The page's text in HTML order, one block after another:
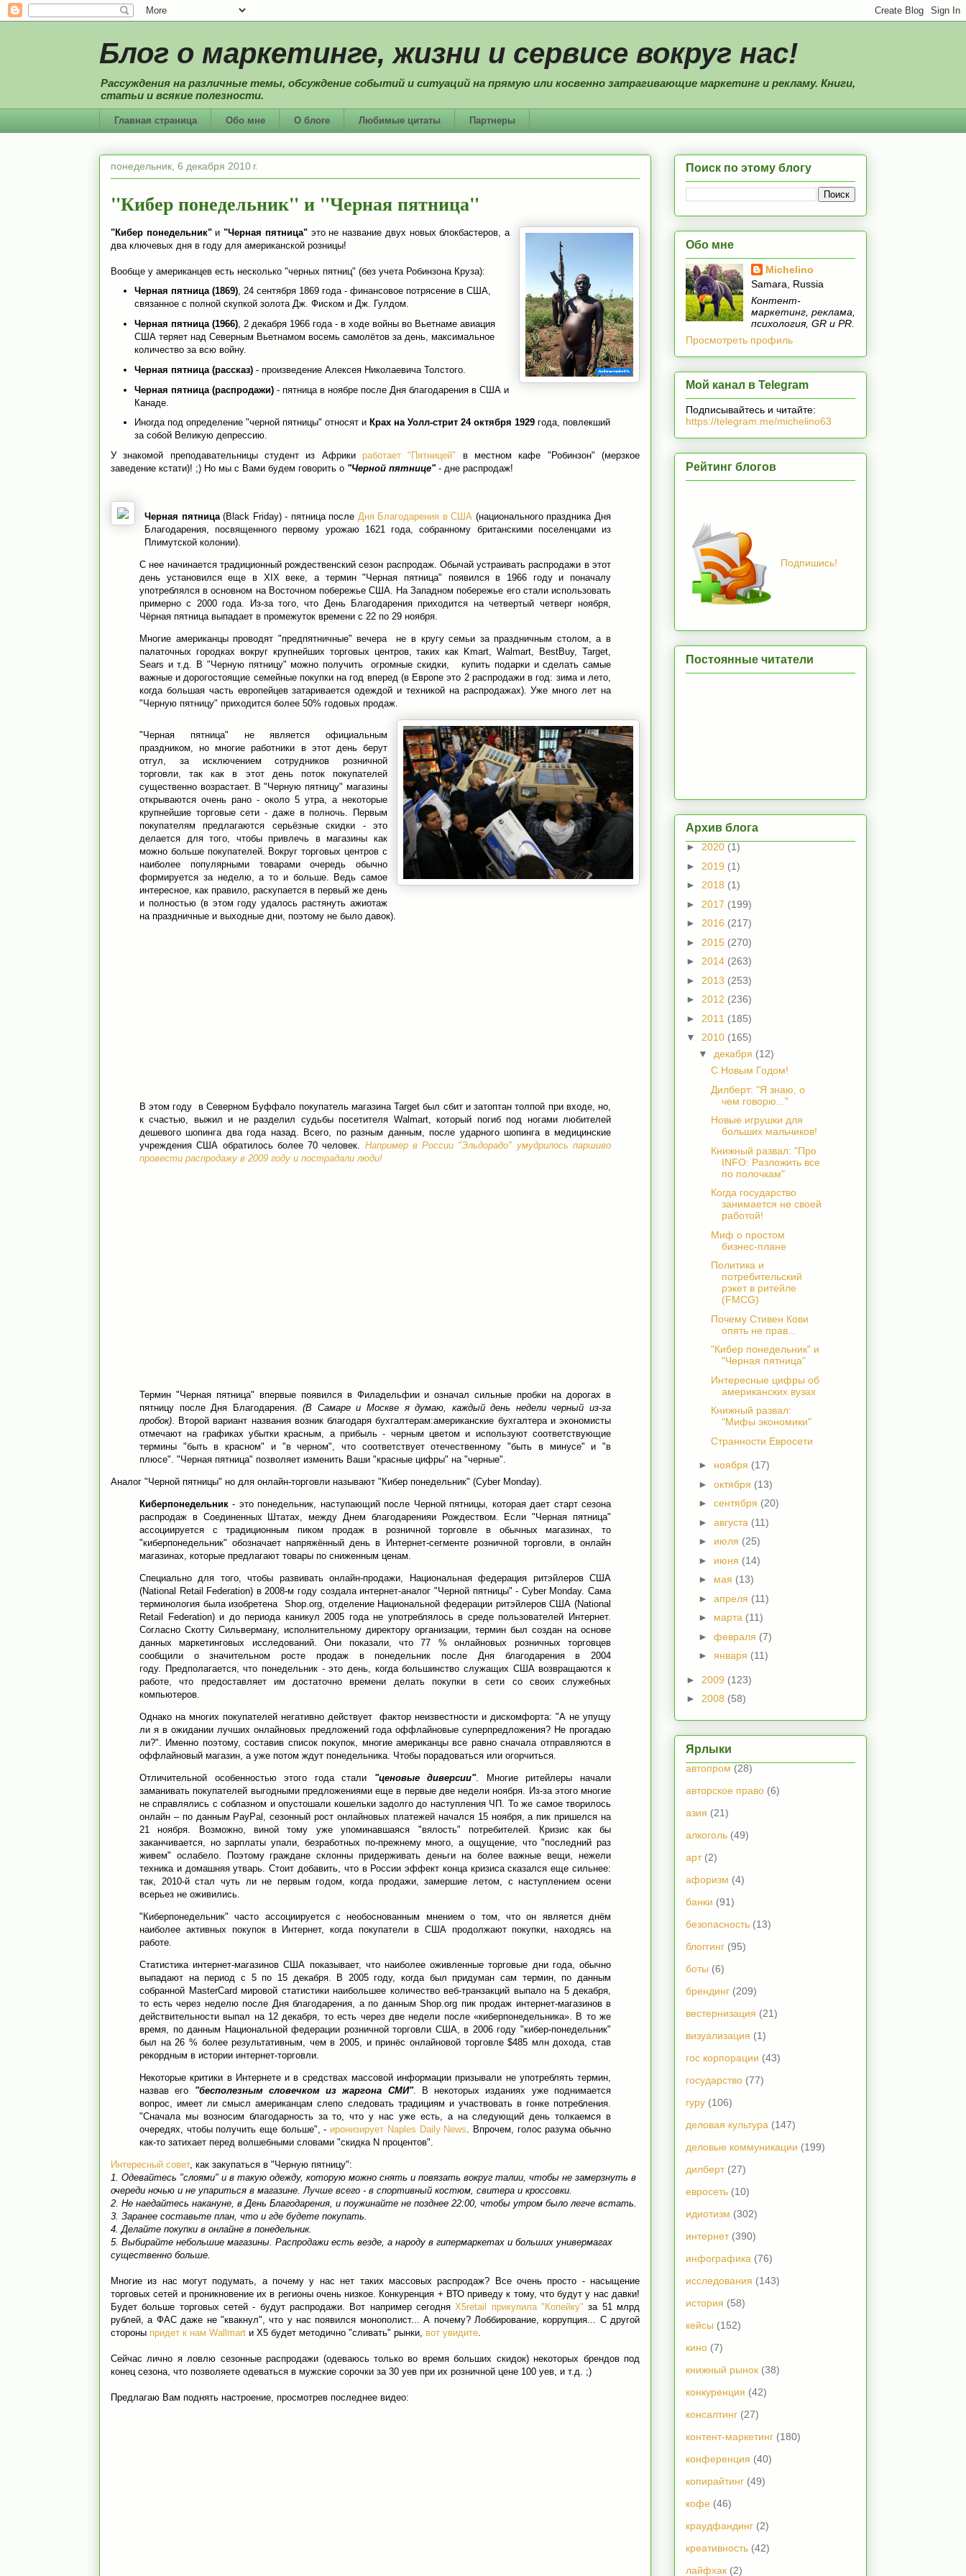
Блог о маркетинге, жизни и сервисе вокруг нас!
Рассуждения на различные темы, обсуждение событий и ситуаций на прямую или косвенно затрагивающие маркетинг и рекламу. Книги,
статьи и всякие полезности.
Главная страница Обо мне О блоге Любимые цитаты Партнеры
понедельник, 6 декабря 2010 г.
"Кибер понедельник" и "Черная пятница"
"Кибер понедельник"и"Черная пятница"это не название двух новых блокбастеров, а
два ключевых дня в году для американской розницы!
Вообще у американцев есть несколько "черных пятниц" (без учета Робинзона Круза):
Черная пятница (1869), 24 сентября 1869 года - финансовое потрясение в США,
связанное с полной скупкой золота Дж. Фиском и Дж. Гулдом.
Черная пятница (1966), 2 декабря 1966 года - в ходе войны во Вьетнаме авиация
США теряет над Северным Вьетнамом восемь самолётов за день, максимальное
количество за всю войну.
Черная пятница (рассказ)- произведение Алексея Николаевича Толстого.
Черная пятница (распродажи)- пятница в ноябре после Дня благодарения в США и
Канаде.
Иногда под определение "черной пятницы" относят и Крах на Уолл-стрит 24 октября 1929года, повлекший
за собой Великую депрессию.
У знакомой преподавательницы студент из Африки работает "Пятницей" в местном кафе "Робинзон" (мерзкое
заведение кстати)! ;) Но мы с Вами будем говорить о "Черной пятнице"- дне распродаж!
Черная пятница(Black Friday) - пятница после Дня Благодарения в США (национального праздника Дня
Благодарения, посвященного первому урожаю 1621 года, собранному британскими поселенцами из
Плимутской колонии).
С нее начинается традиционный рождественский сезон распродаж. Обычай устраивать распродажи в этот
день установился еще в XIX веке, а термин "Черная пятница" появился в 1966 году и поначалу
употреблялся в основном на Восточном побережье США. На Западном побережье его стали использовать
примерно с 2000 года. Из-за того, что День Благодарения приходится на четвертый четверг ноября,
Чёрная пятница выпадает в промежуток времени с 22 по 29 ноября.
Многие американцы проводят "предпятничные" вечера не в кругу семьи за праздничным столом, а в
палаточных городках вокруг крупнейших торговых центров, таких как Kmart, Walmart, BestBuy, Target,
Sears и т.д. В "Черную пятницу" можно получить огромные скидки, купить подарки и сделать самые
важные и дорогостоящие семейные покупки на год вперед (в Европе это 2 распродажи в год: зима и лето,
когда большая часть европейцев затаривается одеждой и техникой на распродажах). Уже много лет на
"Черную пятницу" приходится более 50% годовых продаж.
"Черная пятница" не является официальным
праздником, но многие работники в этот день берут
отгул, за исключением сотрудников розничной
торговли, так как в этот день поток покупателей
существенно возрастает. В "Черную пятницу" магазины
открываются очень рано - около 5 утра, а некоторые
крупнейшие торговые сети - даже в полночь. Первым
покупателям предлагаются серьёзные скидки - это
делается для того, чтобы привлечь в магазины как
можно больше покупателей. Вокруг торговых центров с
наиболее популярными товарами очередь обычно
формируется за неделю, а то и больше. Ведь самое
интересное, как правило, раскупается в первый же день
и полностью (в этом году удалось растянуть ажиотаж
на праздничные и выходные дни, поэтому не было давок).
В этом году в Северном Буффало покупатель магазина Target был сбит и затоптан толпой при входе, но,
к счастью, выжил и не разделил судьбы посетителя Walmart, который погиб под ногами любителей
дешевого шопинга два года назад. Всего, по разным данным, после ударного шопинга в медицинские
учреждения США обратилось более 70 человек. Например в России "Эльдорадо" умудрилось паршиво
провести распродажу в 2009 году и пострадали люди!
Термин "Черная пятница" впервые появился в Филадельфии и означал сильные пробки на дорогах в
пятницу после Дня Благодарения.(В Самаре и Москве я думаю, каждый день недели черный из-за
пробок). Второй вариант названия возник благодаря бухгалтерам:американские бухгалтера и экономисты
отмечают на графиках убытки красным, а прибыль - черным цветом и используют соответствующие
термины "быть в красном" и "в черном", что соответствует отечественному "быть в минусе" и "в
плюсе". "Черная пятница" позволяет изменить Ваши "красные цифры" на "черные".
Аналог "Черной пятницы" но для онлайн-торговли называют "Кибер понедельник" (Cyber Monday).
Киберпонедельник- это понедельник, наступающий после Черной пятницы, которая дает старт сезона
распродаж в Соединенных Штатах, между Днем благодаренияи Рождеством. Если "Черная пятница"
ассоциируется с традиционным пиком продаж в розничной торговле в обычных магазинах, то
"киберпонедельник" обозначает напряжённый день в Интернет-сегменте розничной торговли, в онлайн
магазинах, которые предлагают товары по сниженным ценам.
Специально для того, чтобы развивать онлайн-продажи, Национальная федерация ритэйлеров США
(National Retail Federation) в 2008-м году создала интернет-аналог "Черной пятницы" - Cyber Monday. Сама
терминология была изобретена Shop.org, отделение Национальной федерации ритэйлеров США (National
Retail Federation) и до периода каникул 2005 года не употреблялось в среде пользователей Интернет.
Согласно Скотту Сильверману, исполнительному директору организации, термин был создан на основе
данных маркетинговых исследований. Они показали, что 77 % онлайновых розничных торговцев
сообщили о значительном росте продаж в понедельник после Дня благодарения в 2004
году. Предполагается, что понедельник - это день, когда большинство служащих США возвращаются к
работе, что предоставляет им достаточно времени делать покупки в сети со своих служебных
компьютеров.
Однако на многих покупателей негативно действует фактор неизвестности и дискомфорта: "А не упущу
ли я в ожидании лучших онлайновых предложений года оффлайновые суперпредложения? Не прогадаю
ли?". Именно поэтому, составив список покупок, многие американцы все равно сначала отправляются в
оффлайновый магазин, а уже потом ждут понедельника. Чтобы порадоваться или огорчиться.
Отличительной особенностью этого года стали "ценовые диверсии". Многие ритейлеры начали
заманивать покупателей выгодными предложениями еще в первые две недели ноября. Из-за этого многие
не справлялись с соблазном и опустошали кошельки задолго до наступления ЧП. То же самое творилось
онлайн – по данным PayPal, сезонный рост онлайновых платежей начался 15 ноября, а пик пришелся на
21 ноября. Возможно, виной тому уже упоминавшаяся "вялость" потребителей. Кризис как бы
заканчивается, но зарплаты упали, безработных по-прежнему много, а ощущение, что "последний раз
живем" ослабело. Поэтому граждане склонны придерживать деньги на более важные вещи, нежели
техника и домашняя утварь. Стоит добавить, что в России эффект конца кризиса сказался еще сильнее:
так, 2010-й стал чуть ли не первым годом, когда продажи, замершие летом, с наступлением осени
всерьез не оживились.
"Киберпонедельник" часто ассоциируется с необоснованным мнением о том, что он является днём
наиболее активных покупок в Интернет, когда покупатели в США продолжают покупки, находясь на
работе.
Статистика интернет-магазинов США показывает, что наиболее оживленные торговые дни года, обычно
выпадают на период с 5 по 15 декабря. В 2005 году, когда был придуман сам термин, по данным
собранной MasterCard мировой статистики наибольшее количество веб-транзакций выпало на 5 декабря,
то есть через неделю после Дня благодарения, а по данным Shop.org пик продаж интернет-магазинов в
действительности выпал на 12 декабря, то есть через две недели после «киберпонедельника». В то же
время, по данным Национальной федерации розничной торговли США, в 2006 году "кибер-понедельник"
был на 26 % более результативным, чем в 2005, и принёс онлайновой торговле $485 млн дохода, став
рекордным в истории интернет-торговли.
Некоторые критики в Интернете и в средствах массовой информации призывали не употреблять термин,
назвав его "бесполезным словечком из жаргона СМИ". В некоторых изданиях уже поднимается
вопрос, имеет ли смысл американцам слепо следовать традициям и участвовать в гонке потребления.
"Сначала мы возносим благодарность за то, что у нас уже есть, а на следующий день толкаемся в
очередях, чтобы получить еще больше", - иронизирует Naples Daily News. Впрочем, голос разума обычно
как-то затихает перед волшебными словами "скидка N процентов".
Интересный совет, как закупаться в "Черную пятницу":
1. Одевайтесь "слоями" и в такую одежду, которую можно снять и повязать вокруг талии, чтобы не замерзнуть в
очереди ночью и не упариться в магазине. Лучше всего - в спортивный костюм, свитера и кроссовки.
2. Не наедайтесь накануне, в День Благодарения, и поужинайте не позднее 22:00, чтобы утром было легче встать.
3. Заранее составьте план, что и где будете покупать.
4. Делайте покупки в онлайне в понедельник.
5. Выбирайте небольшие магазины. Распродажи есть везде, а народу в гипермаркетах и больших универмагах
существенно больше.
Многие из нас могут подумать, а почему у нас нет таких массовых распродаж? Все очень просто - насыщение
торговых сетей и проникновение их в регионы очень низкое. Конкуренция + ВТО приведу к тому, что будут у нас давки!
Будет больше торговых сетей - будут распродажи. Вот например сегодняX5retail прикупила "Копейку" за 51 млрд
рублей, а ФАС даже не "квакнул", что у нас появился монополист... А почему? Лоббирование, коррупция... С другой
стороны придет к нам Wallmart и X5 будет методично "сливать" рынки, вот увидите.
Сейчас лично я ловлю сезонные распродажи (одеваюсь только во время больших скидок) некоторых брендов под
конец сезона, что позволяете одеваться в мужские сорочки за 30 уев при их розничной цене 100 уев, и т.д. ;)
Предлагаю Вам поднять настроение, просмотрев последнее видео:
Поиск по этому блогу
Обо мне
Michelino
Samara, Russia
Контент-
маркетинг, реклама,
психология, GR и PR.
Просмотреть профиль
Мой канал в Telegram
Подписывайтесь и читайте:
https://telegram.me/michelino63
Рейтинг блогов
Подпишись!
Постоянные читатели
Архив блога
► 2020 (1)
► 2019 (1)
► 2018 (1)
► 2017 (199)
► 2016 (217)
► 2015 (270)
► 2014 (263)
► 2013 (253)
► 2012 (236)
► 2011 (185)
▼ 2010 (165)
▼ декабря (12)
C Новым Годом!
Дилберт: "Я знаю, о
чем говорю..."
Новые игрушки для
больших мальчиков!
Книжный развал: "Про
INFO: Разложить все
по полочкам"
Когда государство
занимается не своей
работой!
Миф о простом
бизнес-плане
Политика и
потребительский
рэкет в ритейле
(FMCG)
Почему Стивен Кови
опять не прав...
"Кибер понедельник" и
"Черная пятница"
Интересные цифры об
американских вузах
Книжный развал:
"Мифы экономики"
Странности Евросети
► ноября (17)
► октября (13)
► сентября (20)
► августа (11)
► июля (25)
► июня (14)
► мая (13)
► апреля (11)
► марта (11)
► февраля (7)
► января (11)
► 2009 (123)
► 2008 (58)
Ярлыки
автопром (28)
авторское право (6)
азия (21)
алкоголь (49)
арт (2)
афоризм (4)
банки (91)
безопасность (13)
блоггинг (95)
боты (6)
брендинг (209)
вестернизация (21)
визуализация (1)
гос корпорации (43)
государство (77)
гуру (106)
деловая культура (147)
деловые коммуникации (199)
дилберт (27)
евросеть (10)
идиотизм (302)
интернет (390)
инфографика (76)
исследования (143)
история (58)
кейсы (152)
кино (7)
книжный рынок (38)
конкуренция (42)
консалтинг (27)
контент-маркетинг (180)
конференция (40)
копирайтинг (49)
кофе (46)
краудфандинг (2)
креативность (42)
лайфхак (2)